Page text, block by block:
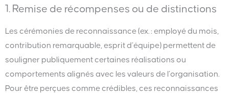
1. Remise de récompenses ou de distinctions
Les cérémonies de reconnaissance (ex. : employé du mois,
contribution remarquable, esprit d’équipe) permettent de
souligner publiquement certaines réalisations ou
comportements alignés avec les valeurs de l’organisation.
Pour être perçues comme crédibles, ces reconnaissances